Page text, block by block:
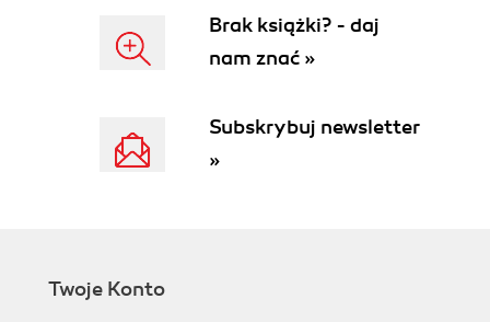
The JIT-Compiled Machine Code
Attaching to an Event
Unloading the Program
BPF to BPF Calls
Creating Maps
Brak książki? - daj
nam znać »
Subskrybuj newsletter
»
Twoje Konto